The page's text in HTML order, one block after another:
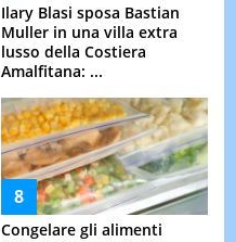
Ilary Blasi sposa Bastian
Muller in una villa extra
lusso della Costiera
Amalfitana: ...
Congelare gli alimenti